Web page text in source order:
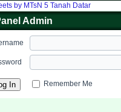
by MTsN 5 Tanah Datar
Admin
Remember Me